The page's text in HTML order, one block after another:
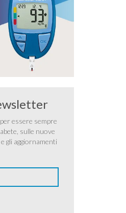
essere sempre
sulle nuove
gli aggiornamenti